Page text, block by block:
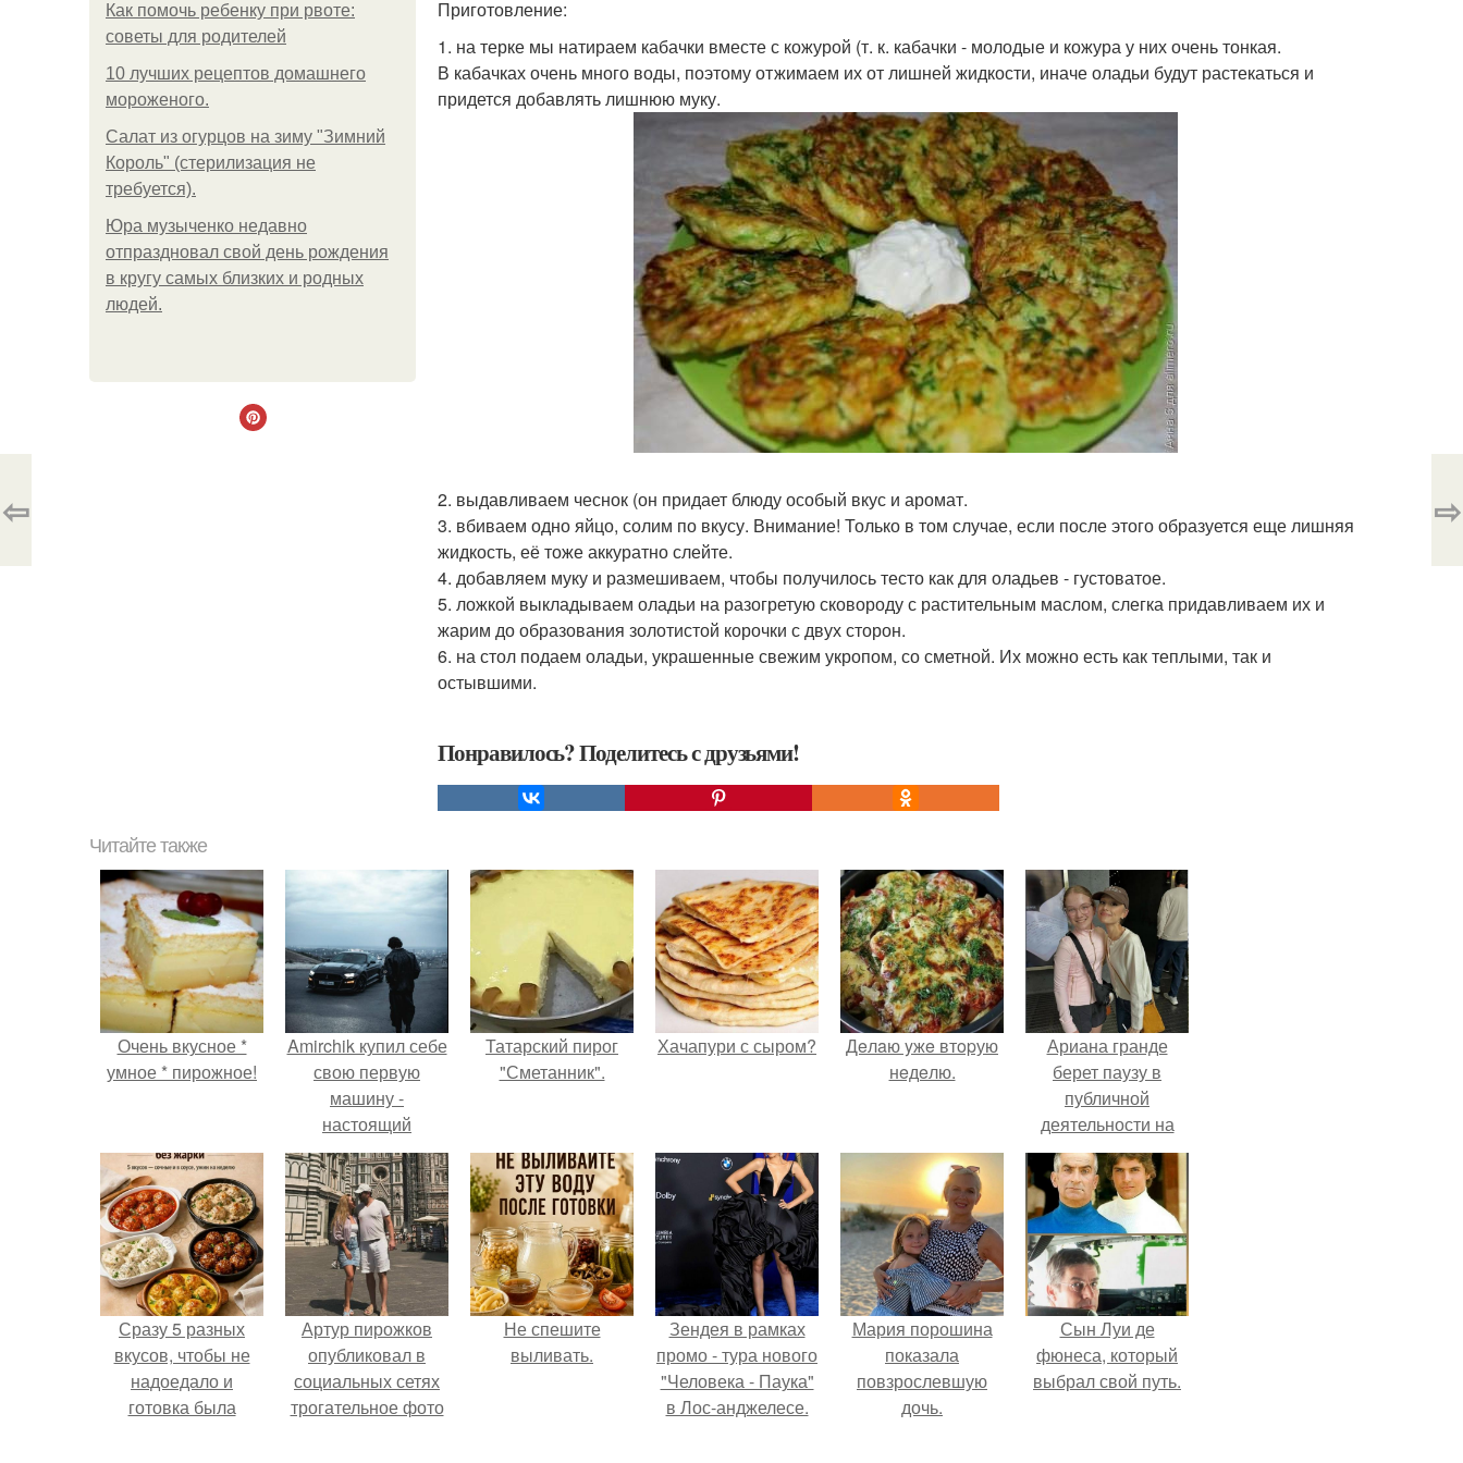
Как помочь ребенку при рвоте:
советы для родителей
10 лучших рецептов домашнего
мороженого.
Салат из огурцов на зиму "Зимний
Король" (стерилизация не
требуется).
Юра музыченко недавно
отпраздновал свой день рождения
в кругу самых близких и родных
людей.
Приготовление:
1. на терке мы натираем кабачки вместе с кожурой (т. к. кабачки - молодые и кожура у них очень тонкая.
В кабачках очень много воды, поэтому отжимаем их от лишней жидкости, иначе оладьи будут растекаться и
придется добавлять лишнюю муку.
2. выдавливаем чеснок (он придает блюду особый вкус и аромат.
3. вбиваем одно яйцо, солим по вкусу. Внимание! Только в том случае, если после этого образуется еще лишняя
жидкость, её тоже аккуратно слейте.
4. добавляем муку и размешиваем, чтобы получилось тесто как для оладьев - густоватое.
5. ложкой выкладываем оладьи на разогретую сковороду с растительным маслом, слегка придавливаем их и
жарим до образования золотистой корочки с двух сторон.
6. на стол подаем оладьи, украшенные свежим укропом, со сметной. Их можно есть как теплыми, так и
остывшими.
Понравилось? Поделитесь с друзьями!
⇦ ⇨
Читайте также
Очень вкусное *
умное * пирожное!
Amirchik купил себе
свою первую
машину -
настоящий
автомобиль мечты
для многих
автолюбителей.
Татарский пирог
"Сметанник".
Хачапури с сыром?
Дeлaю yжe втopую
нeдeлю.
Ариана гранде
берет паузу в
публичной
деятельности на
фоне слухов о
своем здоровье.
Сразу 5 разных
вкусов, чтобы не
надоедало и
готовка была
Артур пирожков
опубликовал в
социальных сетях
трогательное фото
Не спешите
выливать.
Зендея в рамках
промо - тура нового
"Человека - Паука"
в Лос-анджелесе.
Мария порошина
показала
повзрослевшую
дочь.
Сын Луи де
фюнеса, который
выбрал свой путь.